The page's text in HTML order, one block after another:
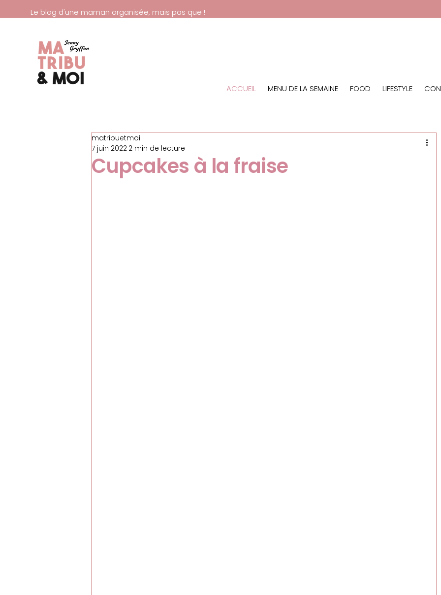
Le blog d'une maman organisée, mais pas que !
ACCUEIL MENU DE LA SEMAINE FOOD LIFESTYLE
Cupcakes à la fraise
matribuetmoi
7 juin 2022 2 min de lecture